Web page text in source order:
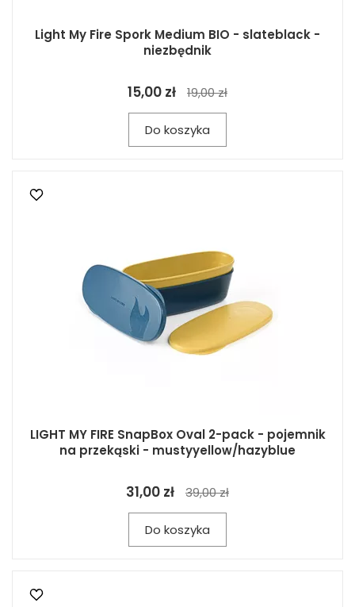
Light My Fire Spork Medium BIO - slateblack -
niezbędnik
15,00 zł 19,00 zł
Do koszyka
LIGHT MY FIRE SnapBox Oval 2-pack - pojemnik
na przekąski - mustyyellow/hazyblue
31,00 zł 39,00 zł
Do koszyka